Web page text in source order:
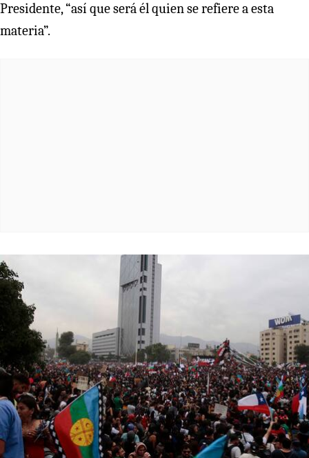
Presidente, “así que será él quien se refiere a esta
materia”.